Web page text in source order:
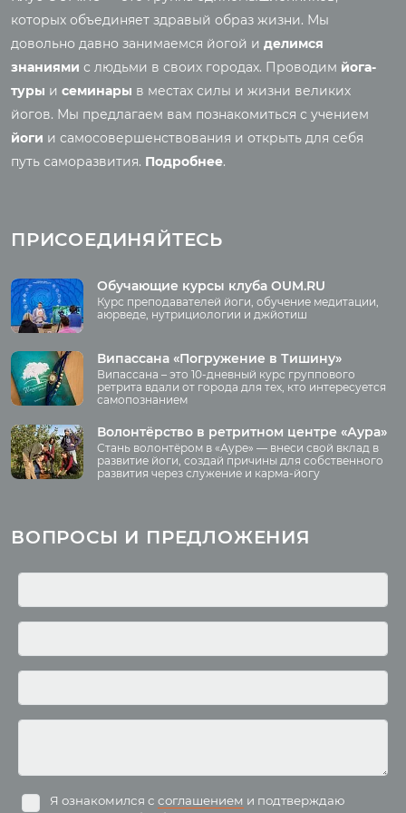
Фото йога-туров
Аудио отзывы о турах
Семинары
Аудио отзывы о
О нас
Преподаватели
Регионы
Ваша помощь
Принять участие
Волонтёрство
Энциклопедия йоги
Саморазвитие
Реинкарнация
Основы йоги
Медитация
Шаткармы
Пранаяма
Фото
Курс нутрициологии
Курсы преподавателей
Курсы преподавателей
Занятия
Здоровое питание.
Христианство
Притчи
которых объединяет здравый образ жизни. Мы
довольно давно занимаемся йогой и делимся
знаниями с людьми в своих городах. Проводим йога-
туры и семинары в местах силы и жизни великих
йогов. Мы предлагаем вам познакомиться с учением
йоги и самосовершенствования и открыть для себя
путь саморазвития. Подробнее.
ПРИСОЕДИНЯЙТЕСЬ
Обучающие курсы клуба OUM.RU
Курс преподавателей йоги, обучение медитации,
аюрведе, нутрициологии и джйотиш
Випассана «Погружение в Тишину»
Випассана – это 10-дневный курс группового
ретрита вдали от города для тех, кто интересуется
самопознанием
Волонтёрство в ретритном центре «Аура»
Стань волонтёром в «Ауре» — внеси свой вклад в
развитие йоги, создай причины для собственного
развития через служение и карма-йогу
ВОПРОСЫ И ПРЕДЛОЖЕНИЯ
Я ознакомился ссоглашением и подтверждаю